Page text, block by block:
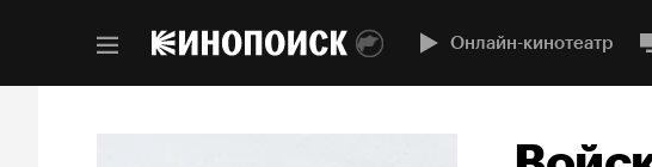
Онлайн-кинотеатр